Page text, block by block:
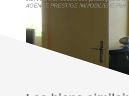
AGENCE PRESTIGE IMMOBILIERE